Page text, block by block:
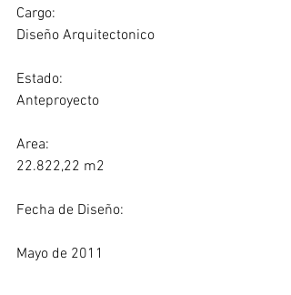
Cargo:
Diseño Arquitectonico
Estado:
Anteproyecto
Area:
22.822,22 m2
Fecha de Diseño:
Mayo de 2011